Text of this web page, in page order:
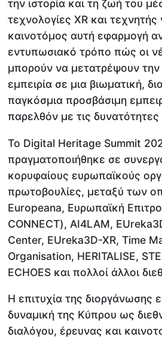
την ιστορία και τη ζωή του
τεχνολογίες XR και
καινοτόμος αυτή εφαρμογή
εντυπωσιακό τρόπο πώς οι
μπορούν να μετατρέψουν την
εμπειρία σε μια βιωματική,
παγκόσμια προσβάσιμη
παρελθόν με τις
Το Digital Heritage Summit
πραγματοποιήθηκε σε
κορυφαίους ευρωπαϊκούς
πρωτοβουλίες, μεταξύ των
Europeana, Ευρωπαϊκή
CONNECT), AI4LAM,
Center, EUreka3D-XR, Time
Organisation, HERITALISE,
ECHOES και πολλοί άλλοι
Η επιτυχία της διοργάνωσης
δυναμική της Κύπρου ως
διαλόγου, έρευνας και